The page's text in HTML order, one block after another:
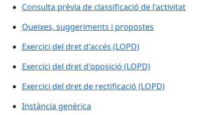
Consulta prèvia de classificació de l'activitat
Queixes, suggeriments i propostes
Exercici del dret d'accés (LOPD)
Exercici del dret d'oposició (LOPD)
Exercici del dret de rectificació (LOPD)
Instància genèrica